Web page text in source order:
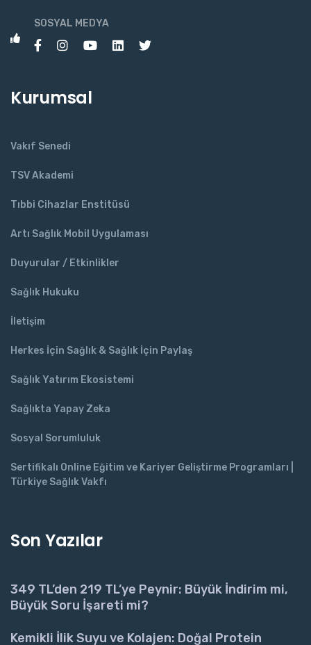
SOSYAL MEDYA
Kurumsal
Vakıf Senedi
TSV Akademi
Tıbbi Cihazlar Enstitüsü
Artı Sağlık Mobil Uygulaması
Duyurular / Etkinlikler
Sağlık Hukuku
İletişim
Herkes İçin Sağlık & Sağlık İçin Paylaş
Sağlık Yatırım Ekosistemi
Sağlıkta Yapay Zeka
Sosyal Sorumluluk
Sertifikalı Online Eğitim ve Kariyer Geliştirme Programları |
Türkiye Sağlık Vakfı
Son Yazılar
349 TL’den 219 TL’ye Peynir: Büyük İndirim mi,
Büyük Soru İşareti mi?
Kemikli İlik Suyu ve Kolajen: Doğal Protein